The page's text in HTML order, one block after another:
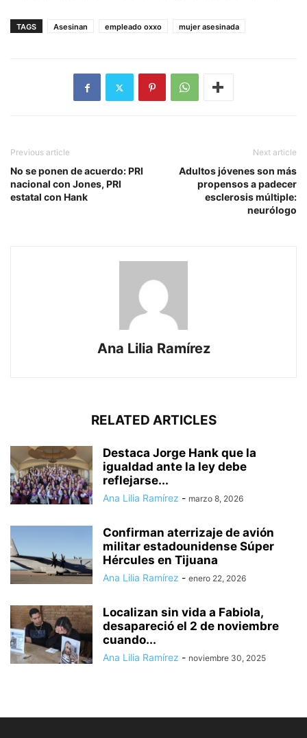
TAGS Asesinan empleado oxxo mujer asesinada
Previous article
No se ponen de acuerdo: PRI
nacional con Jones, PRI
estatal con Hank
Next article
Adultos jóvenes son más
propensos a padecer
esclerosis múltiple:
neurólogo
Ana Lilia Ramírez
RELATED ARTICLES
Destaca Jorge Hank que la
igualdad ante la ley debe
reflejarse...
Ana Lilia Ramírez - marzo 8, 2026
Confirman aterrizaje de avión
militar estadounidense Súper
Hércules en Tijuana
Ana Lilia Ramírez - enero 22, 2026
Localizan sin vida a Fabiola,
desapareció el 2 de noviembre
cuando...
Ana Lilia Ramírez - noviembre 30, 2025